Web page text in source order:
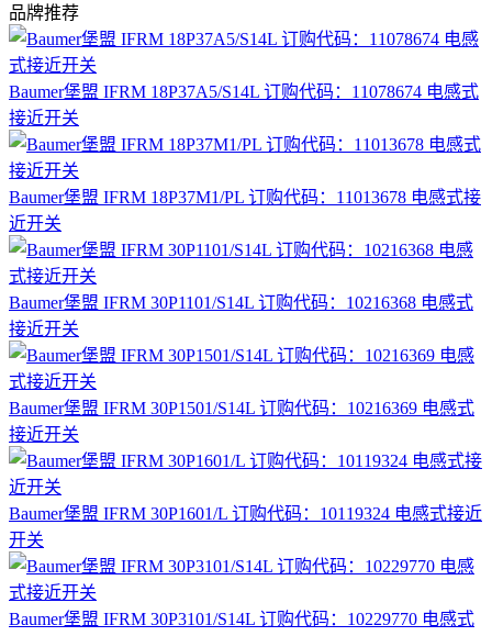
品牌推荐
Baumer堡盟 IFRM 18P37A5/S14L 订购代码：11078674 电感式
接近开关
Baumer堡盟 IFRM 18P37M1/PL 订购代码：11013678 电感式接
近开关
Baumer堡盟 IFRM 30P1101/S14L 订购代码：10216368 电感式
接近开关
Baumer堡盟 IFRM 30P1501/S14L 订购代码：10216369 电感式
接近开关
Baumer堡盟 IFRM 30P1601/L 订购代码：10119324 电感式接近
开关
Baumer堡盟 IFRM 30P3101/S14L 订购代码：10229770 电感式